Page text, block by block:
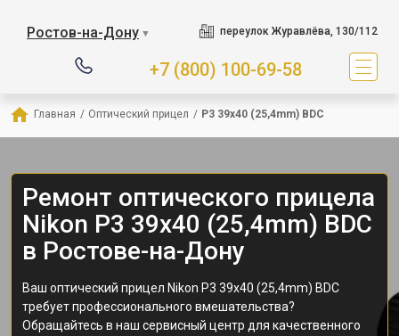
Ростов-на-Дону ▼ переулок Журавлёва, 130/112
+7 (800) 100-69-58
Главная / Оптический прицел / P3 39x40 (25,4mm) BDC
Ремонт оптического прицела
Nikon P3 39x40 (25,4mm) BDC
в Ростове-на-Дону
Ваш оптический прицел Nikon P3 39x40 (25,4mm) BDC
требует профессионального вмешательства?
Обращайтесь в наш сервисный центр для качественного